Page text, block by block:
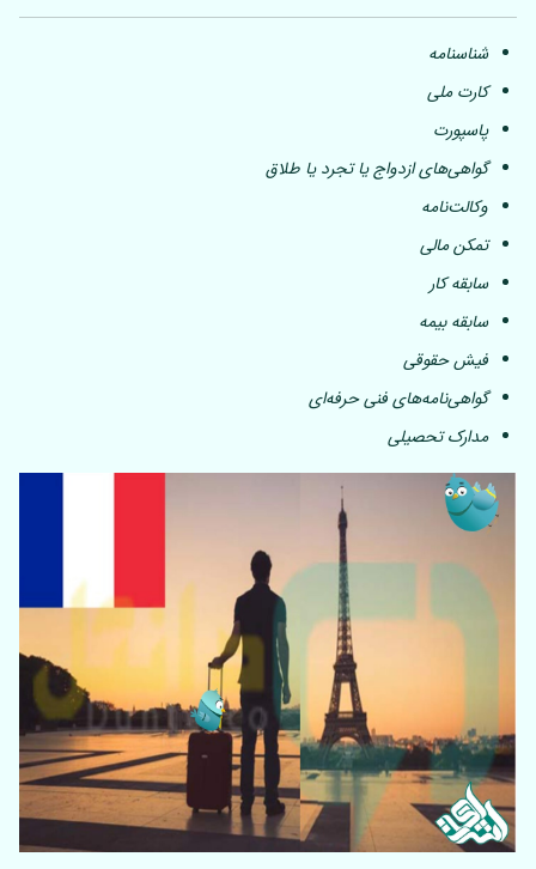
شناسنامه
کارت ملی
پاسپورت
گواهی‌های ازدواج یا تجرد یا طلاق
وکالت‌نامه
تمکن مالی
سابقه کار
سابقه بیمه
فیش حقوقی
گواهی‌نامه‌های فنی حرفه‌ای
مدارک تحصیلی